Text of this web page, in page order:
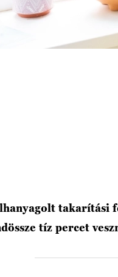
takarítási
tíz percet